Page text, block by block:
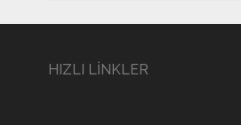
HIZLI LİNKLER